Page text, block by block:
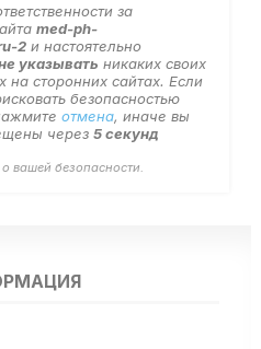
за
med-ph-
2и настоятельно
указывать никаких своих
на сторонних сайтах. Если
безопасностью
отмена, иначе вы
через 5секунд
вашей безопасности.